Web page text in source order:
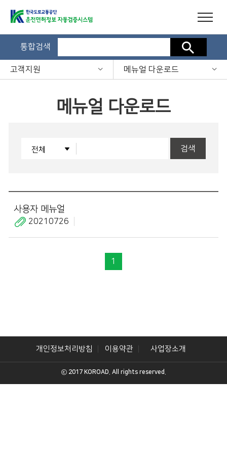
통합검색 검색
고객지원 메뉴얼 다운로드
메뉴얼 다운로드
검색
사용자 메뉴얼
20210726
1
개인정보처리방침 이용약관 사업장소개
ⓒ 2017 KOROAD. All rights reserved.